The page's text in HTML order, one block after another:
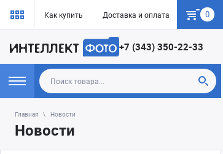
Как купить Доставка и оплата Гарантия
0
+7 (343) 350-22-33
Главная Новости
Новости